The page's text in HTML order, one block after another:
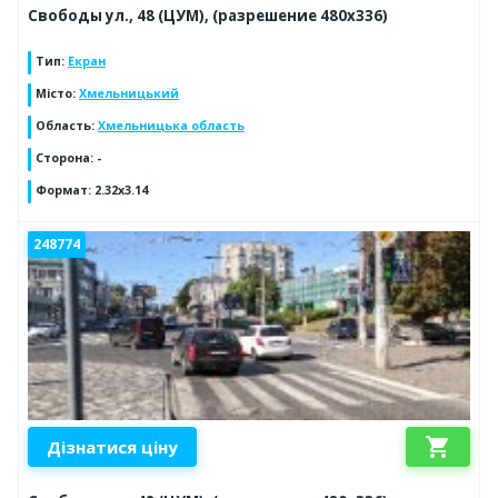
Свободы ул., 48 (ЦУМ), (разрешение 480х336)
Тип: Екран
Місто: Хмельницький
Область: Хмельницька область
Сторона: -
Формат: 2.32x3.14
248774
Дізнатися ціну shopping_cart